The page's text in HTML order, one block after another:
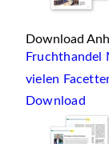
Download
Fruchthandel
vielen
Download